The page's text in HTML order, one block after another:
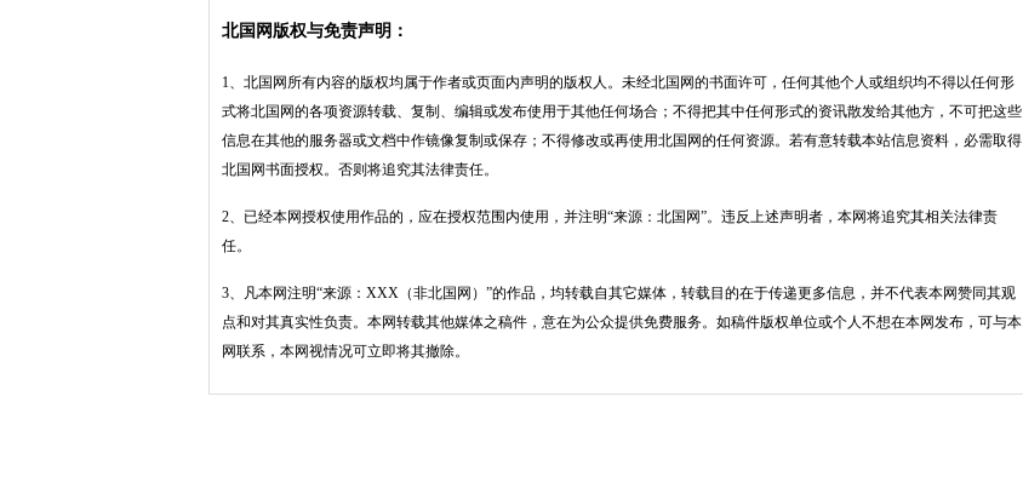
北国网版权与免责声明：
1、北国网所有内容的版权均属于作者或页面内声明的版权人。未经北国网的书面许可，任何其他个人或组织均不得以任何形
式将北国网的各项资源转载、复制、编辑或发布使用于其他任何场合；不得把其中任何形式的资讯散发给其他方，不可把这些
信息在其他的服务器或文档中作镜像复制或保存；不得修改或再使用北国网的任何资源。若有意转载本站信息资料，必需取得
北国网书面授权。否则将追究其法律责任。
2、已经本网授权使用作品的，应在授权范围内使用，并注明“来源：北国网”。违反上述声明者，本网将追究其相关法律责
任。
3、凡本网注明“来源：XXX（非北国网）”的作品，均转载自其它媒体，转载目的在于传递更多信息，并不代表本网赞同其观
点和对其真实性负责。本网转载其他媒体之稿件，意在为公众提供免费服务。如稿件版权单位或个人不想在本网发布，可与本
网联系，本网视情况可立即将其撤除。